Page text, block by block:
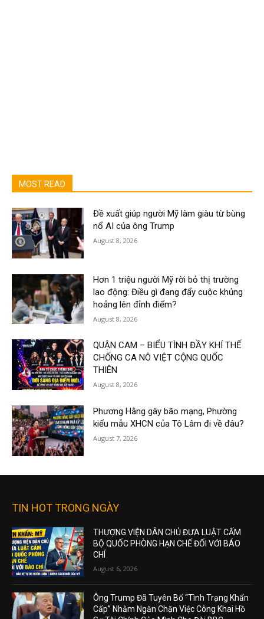
MOST READ
Đề xuất giúp người Mỹ làm giàu từ bùng
nổ AI của ông Trump
August 8, 2026
Hơn 1 triệu người Mỹ rời bỏ thị trường
lao động: Điều gì đang đẩy cuộc khủng
hoảng lên đỉnh điểm?
August 8, 2026
QUẬN CAM – BIỂU TÌNH ĐẦY KHÍ THẾ
CHỐNG CA NÔ VIỆT CỘNG QUỐC
THIÊN
August 8, 2026
Phương Hằng gây bão mạng, Phường
kiểu mẫu XHCN của Tô Lâm đi về đâu?
August 7, 2026
TIN HOT TRONG NGÀY
THƯỢNG VIỆN DÂN CHỦ ĐƯA LUẬT CẤM
BỘ QUỐC PHÒNG HẠN CHẾ ĐỐI VỚI BÁO
CHÍ
August 6, 2026
Ông Trump Đã Tuyên Bố “Tình Trạng Khẩn
Cấp” Nhằm Ngăn Chặn Việc Công Khai Hồ